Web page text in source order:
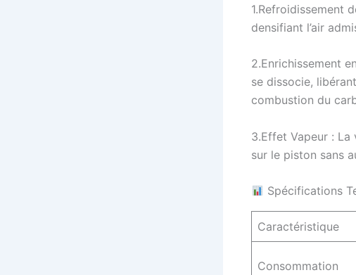
1.Refroidissement
densifiant l’air
2.Enrichissement
se dissocie,
combustion du
3.Effet Vapeur : La
sur le piston sans
Spécifications
Caractéristique
Consommation